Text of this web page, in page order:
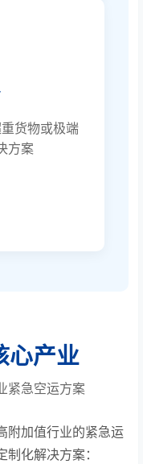
货物或极端
方案
心产业
紧急空运方案
附加值行业的紧急运
化解决方案：